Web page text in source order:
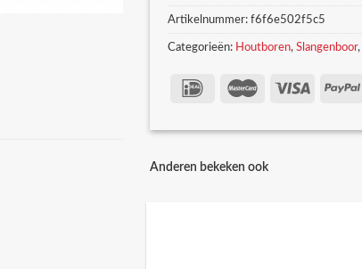
Artikelnummer: f6f6e502f5c5
Categorieën: Houtboren, Slangenboor,
Anderen bekeken ook